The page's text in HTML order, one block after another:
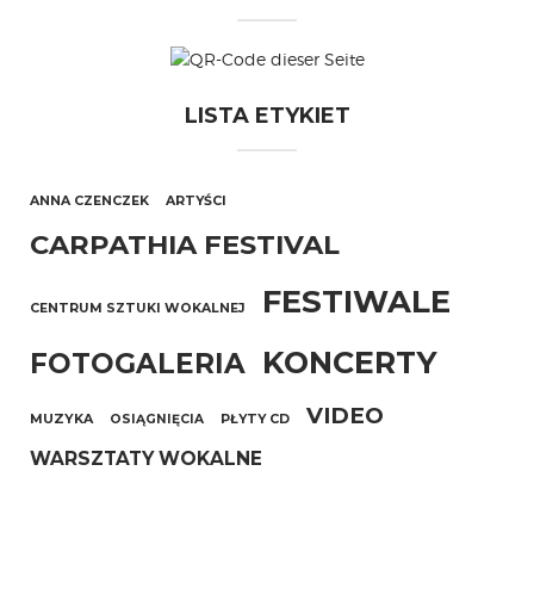
LISTA ETYKIET
ANNA CZENCZEK ARTYŚCI
CARPATHIA FESTIVAL
CENTRUM SZTUKI WOKALNEJ FESTIWALE
FOTOGALERIA KONCERTY
MUZYKA OSIĄGNIĘCIA PŁYTY CD VIDEO
WARSZTATY WOKALNE